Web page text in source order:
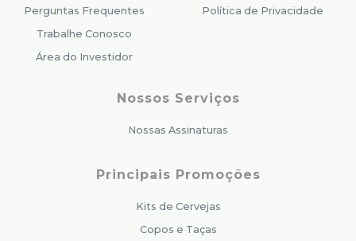
Perguntas Frequentes
Trabalhe Conosco
Área do Investidor
Política de Privacidade
Nossos Serviços
Nossas Assinaturas
Principais Promoções
Kits de Cervejas
Copos e Taças